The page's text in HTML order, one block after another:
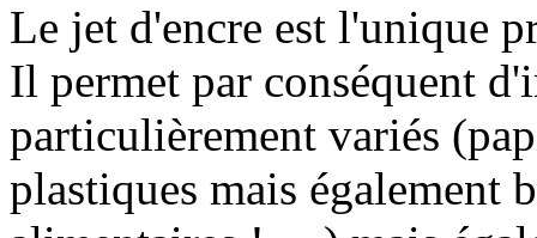
Le jet d'encre est l'unique
Il permet par conséquent
particulièrement variés
plastiques mais également